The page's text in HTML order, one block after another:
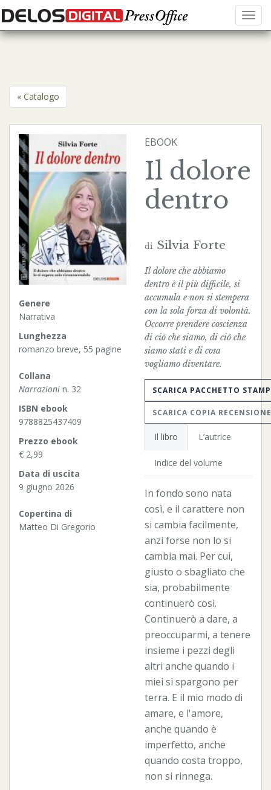
Menu
« Catalogo
Genere
Narrativa
Lunghezza
romanzo breve, 55 pagine
Collana
Narrazioni n. 32
ISBN ebook
9788825437409
Prezzo ebook
€ 2,99
Data di uscita
9 giugno 2026
Copertina di
Matteo Di Gregorio
EBOOK
Il dolore
dentro
di Silvia Forte
Il dolore che abbiamo
dentro è il più difficile, si
accumula e non si stempera
con la sola forza di volontà.
Occorre prendere coscienza
di ciò che siamo, di ciò che
siamo stati e di cosa
vogliamo diventare.
SCARICA PACCHETTO
SCARICA COPIA RECENSIONE
Il libro L’autrice
Indice del volume
In fondo sono nata
così, e il carattere non
si cambia facilmente,
anzi forse non lo si
cambia mai. Per cui,
giusto o sbagliato che
sia, probabilmente
continuerò così.
Continuerò a dare, a
preoccuparmi, a tenere
insieme i pezzi degli
altri anche quando i
miei si spargono per
terra. E il mio modo di
amare, e l'amore,
anche quando è
imperfetto, anche
quando costa troppo,
non si rinnega.